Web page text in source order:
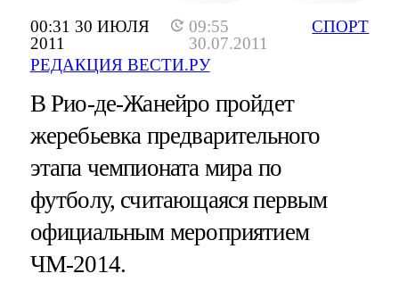
00:31 30 ИЮЛЯ
2011
09:55
30.07.2011
РЕДАКЦИЯ ВЕСТИ.РУ
СПОРТ
В Рио-де-Жанейро пройдет
жеребьевка предварительного
этапа чемпионата мира по
футболу, считающаяся первым
официальным мероприятием
ЧМ-2014.